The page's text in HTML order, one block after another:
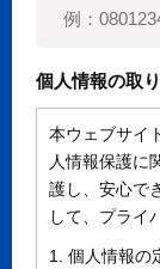
個人情報の取
本ウェブサイ
人情報保護に
護し、安心で
して、プライ
1. 個人情報の